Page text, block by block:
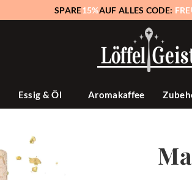
SPARE15%AUF ALLES CODE:
Essig & Öl Aromakaffee